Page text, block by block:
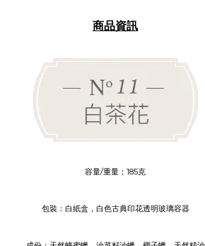
商品資訊
容量/重量：185克
包裝：白紙盒，白色古典印花透明玻璃容器